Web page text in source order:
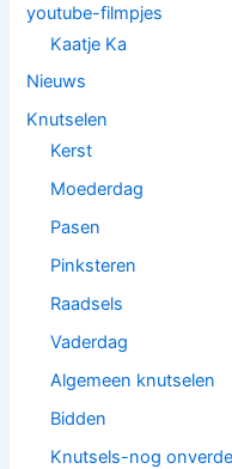
youtube-filmpjes
Kaatje Ka
Nieuws
Knutselen
Kerst
Moederdag
Pasen
Pinksteren
Raadsels
Vaderdag
Algemeen knutselen
Bidden
Knutsels-nog